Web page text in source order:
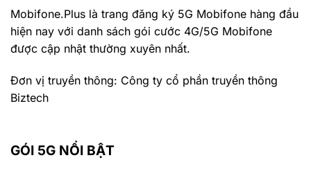
Mobifone.Plus là trang đăng ký 5G Mobifone hàng đầu
hiện nay với danh sách gói cước 4G/5G Mobifone
được cập nhật thường xuyên nhất.
Đơn vị truyền thông: Công ty cổ phần truyền thông
Biztech
GÓI 5G NỔI BẬT